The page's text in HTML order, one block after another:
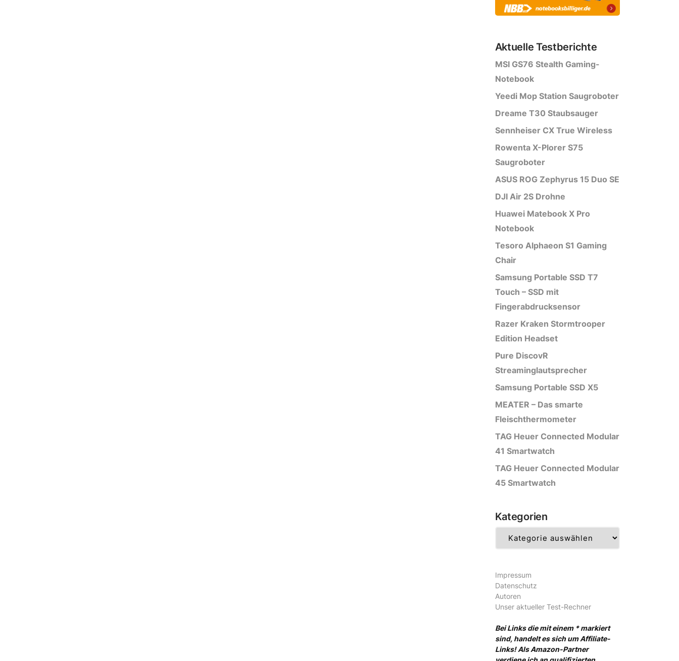
Aktuelle Testberichte
MSI GS76 Stealth Gaming-
Notebook
Yeedi Mop Station Saugroboter
Dreame T30 Staubsauger
Sennheiser CX True Wireless
Rowenta X-Plorer S75
Saugroboter
ASUS ROG Zephyrus 15 Duo SE
DJI Air 2S Drohne
Huawei Matebook X Pro
Notebook
Tesoro Alphaeon S1 Gaming
Chair
Samsung Portable SSD T7
Touch – SSD mit
Fingerabdrucksensor
Razer Kraken Stormtrooper
Edition Headset
Pure DiscovR
Streaminglautsprecher
Samsung Portable SSD X5
MEATER – Das smarte
Fleischthermometer
TAG Heuer Connected Modular
41 Smartwatch
TAG Heuer Connected Modular
45 Smartwatch
Kategorien
Impressum
Datenschutz
Autoren
Unser aktueller Test-Rechner
Bei Links die mit einem * markiert
sind, handelt es sich um Affiliate-
Links! Als Amazon-Partner